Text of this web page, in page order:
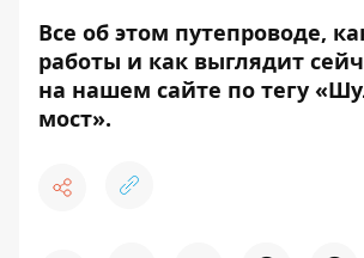
Все об этом путепроводе,
работы и как выглядит
на нашем сайте по тегу
мост».